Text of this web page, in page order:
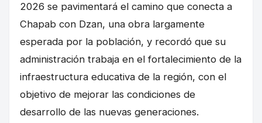
2026 se pavimentará el camino que conecta a
Chapab con Dzan, una obra largamente
esperada por la población, y recordó que su
administración trabaja en el fortalecimiento de la
infraestructura educativa de la región, con el
objetivo de mejorar las condiciones de
desarrollo de las nuevas generaciones.